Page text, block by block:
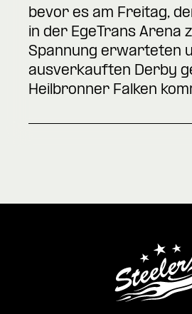
bevor es am Freitag,
in der EgeTrans Arena
Spannung erwarteten
ausverkauften Derby
Heilbronner Falken